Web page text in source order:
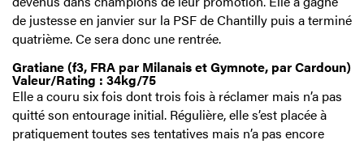
de justesse en janvier sur la PSF de Chantilly puis a terminé
quatrième. Ce sera donc une rentrée.
Gratiane (f3, FRA par Milanais et Gymnote, par Cardoun)
Valeur/Rating : 34kg/75
Elle a couru six fois dont trois fois à réclamer mais n’a pas
quitté son entourage initial. Régulière, elle s’est placée à
pratiquement toutes ses tentatives mais n’a pas encore